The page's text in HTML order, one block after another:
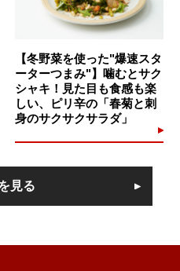
【冬野菜を使った"爆速スタ
ーターつまみ"】噛むとサク
シャキ！見た目も食感も楽
しい、ピリ辛の「春菊と刺
身のサクサクサラダ」
見る